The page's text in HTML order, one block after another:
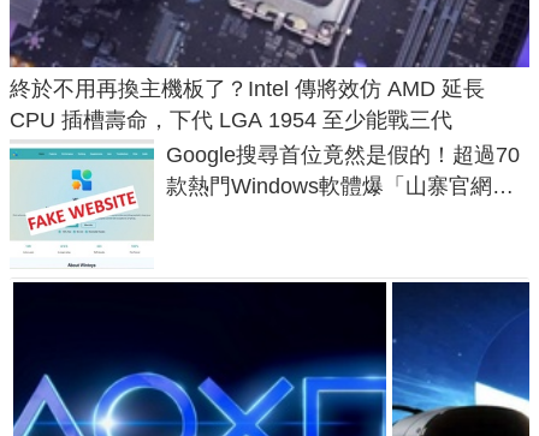
終於不用再換主機板了？Intel 傳將效仿 AMD 延長
CPU 插槽壽命，下代 LGA 1954 至少能戰三代
Google搜尋首位竟然是假的！超過70
款熱門Windows軟體爆「山寨官網」